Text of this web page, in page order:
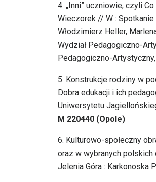
4. „Inni” uczniowie, czyli
Wieczorek // W :
Włodzimierz Heller,
Wydział Pedagogiczno-
Pedagogiczno-
5. Konstrukcje rodziny w
Dobra edukacji i ich
Uniwersytetu
M 220440 (Opole)
6. Kulturowo-społeczny
oraz w wybranych
Jelenia Góra : Karkonoska